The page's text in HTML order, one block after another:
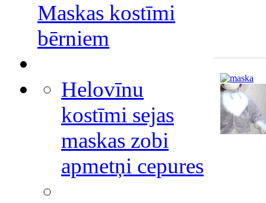
Maskas kostīmi
bērniem
Helovīnu
kostīmi sejas
maskas zobi
apmetņi cepures